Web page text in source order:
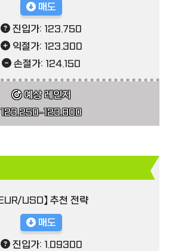
매도
진입가: 123.750
익절가: 123.300
손절가: 124.150
예상 레인지
123.250–123.800
EUR/USD】 추천 전략
매도
진입가: 1.09300